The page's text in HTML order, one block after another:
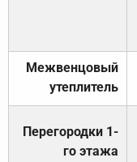
Межвенцовый
утеплитель
Перегородки 1-
го этажа